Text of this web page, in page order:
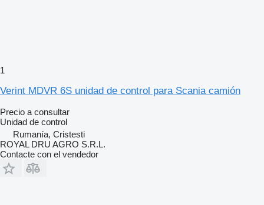
1
Verint MDVR 6S unidad de control para Scania camión
Precio a consultar
Unidad de control
Rumanía, Cristesti
ROYAL DRU AGRO S.R.L.
Contacte con el vendedor